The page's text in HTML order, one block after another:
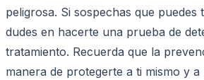
peligrosa. Si sospechas que puedes
dudes en hacerte una prueba de
tratamiento. Recuerda que la
manera de protegerte a ti mismo y a